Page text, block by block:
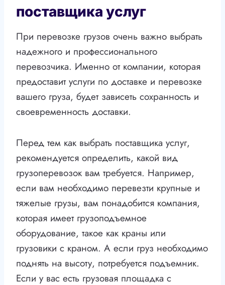
поставщика услуг
При перевозке грузов очень важно выбрать
надежного и профессионального
перевозчика. Именно от компании, которая
предоставит услуги по доставке и перевозке
вашего груза, будет зависеть сохранность и
своевременность доставки.
Перед тем как выбрать поставщика услуг,
рекомендуется определить, какой вид
грузоперевозок вам требуется. Например,
если вам необходимо перевезти крупные и
тяжелые грузы, вам понадобится компания,
которая имеет грузоподъемное
оборудование, такое как краны или
грузовики с краном. А если груз необходимо
поднять на высоту, потребуется подъемник.
Если у вас есть грузовая площадка с